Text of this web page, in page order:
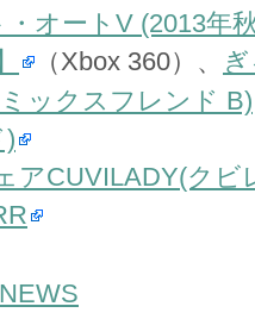
オートV (2013年
（Xbox 360）、
ックスフレンド B)
)
アCUVILADY(ク